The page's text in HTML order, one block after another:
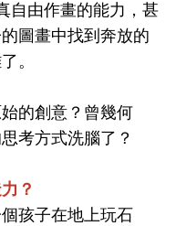
自由作畫的能力 ，甚
圖畫中找到奔放的
。
的創意？曾幾何
考方式洗腦了？
？
孩子在地上玩石